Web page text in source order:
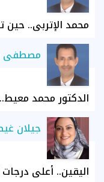
محمد الإتربي.. حين
مصطفى
الدكتور محمد
جيلان
اليقين.. أعلى درجات